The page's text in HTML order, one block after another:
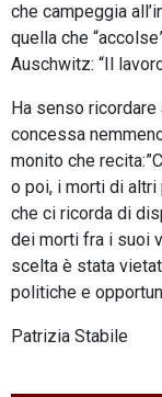
che campeggia
quella che
Auschwitz: “Il
Ha senso
concessa
monito che
o poi, i morti di altri
che ci ricorda di
dei morti fra i suoi
scelta è stata
politiche e
Patrizia Stabile